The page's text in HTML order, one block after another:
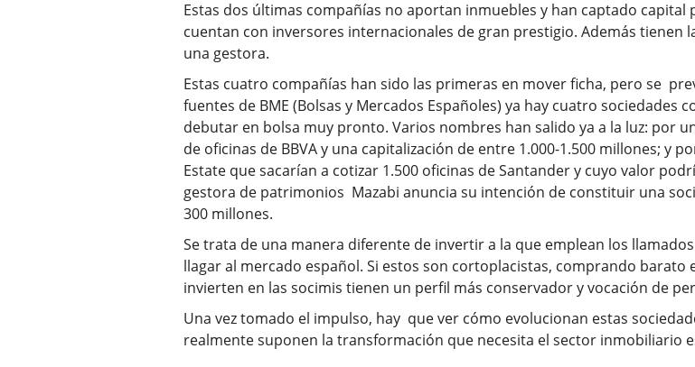
Estas dos últimas compañías no aportan inmuebles y han captado
cuentan con inversores internacionales de gran prestigio. Además
una gestora.
Estas cuatro compañías han sido las primeras en mover ficha, pero se
fuentes de BME (Bolsas y Mercados Españoles) ya hay cuatro sociedades
debutar en bolsa muy pronto. Varios nombres han salido ya a la luz: por
de oficinas de BBVA y una capitalización de entre 1.000-1.500 millones; y
Estate que sacarían a cotizar 1.500 oficinas de Santander y cuyo valor
gestora de patrimonios Mazabi anuncia su intención de constituir una
300 millones.
Se trata de una manera diferente de invertir a la que emplean los
llagar al mercado español. Si estos son cortoplacistas, comprando
invierten en las socimis tienen un perfil más conservador y vocación de
Una vez tomado el impulso, hay que ver cómo evolucionan estas
realmente suponen la transformación que necesita el sector inmobiliario